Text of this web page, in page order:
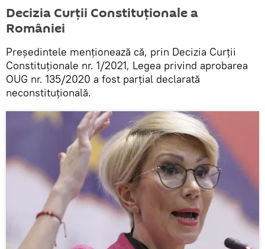
Decizia Curții Constituționale a
României
Președintele menționează că, prin Decizia Curții
Constituționale nr. 1/2021, Legea privind aprobarea
OUG nr. 135/2020 a fost parțial declarată
neconstituțională.